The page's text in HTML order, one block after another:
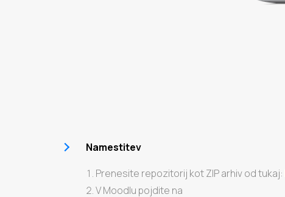
Namestitev
Prenesite repozitorij kot ZIP arhiv od tukaj:
V Moodlu pojdite na